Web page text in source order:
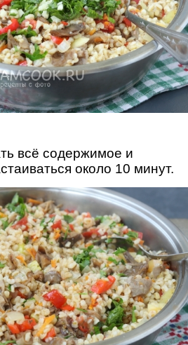
всё содержимое и
около 10 минут.